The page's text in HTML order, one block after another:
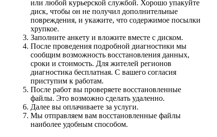
или любой курьерской службой. Хорошо упакуйте
диск, чтобы он не получил дополнительные
повреждения, и укажите, что содержимое посылки
хрупкое.
Заполните анкету и вложите вместе с диском.
После проведения подробной диагностики мы
сообщим возможность восстановления данных,
сроки и стоимость. Для жителей регионов
диагностика бесплатная. С вашего согласия
приступим к работам.
После работ вы проверяете восстановленные
файлы. Это возможно сделать удаленно.
Далее вы оплачиваете за услуги.
Мы отправляем вам восстановленные файлы
наиболее удобным способом.